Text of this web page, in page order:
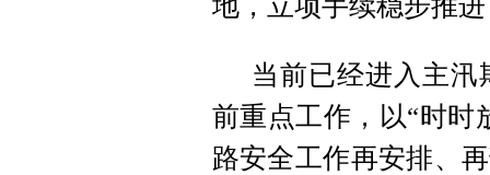
地，立项手续稳步推
当前已经进入主
前重点工作，以“时时
路安全工作再安排、